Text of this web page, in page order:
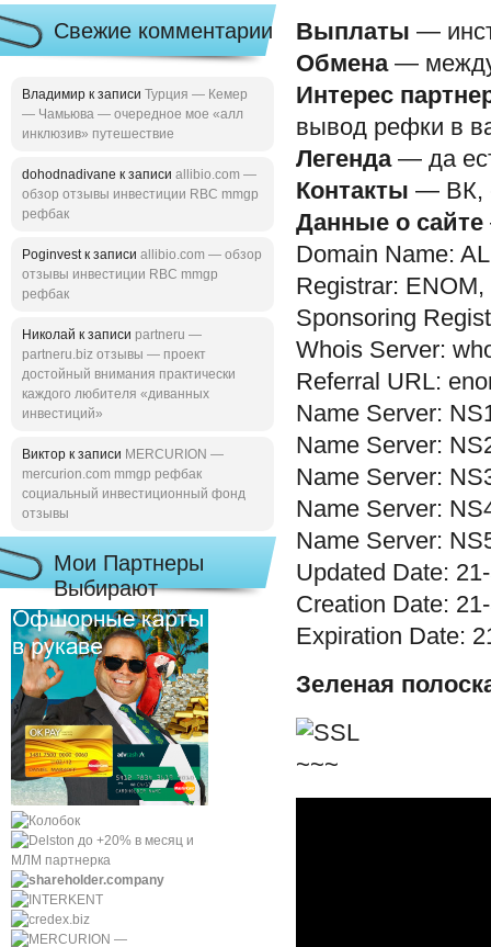
Свежие комментарии
Владимир к записи Турция — Кемер
— Чамьюва — очередное мое «алл
инклюзив» путешествие
dohodnadivane к записи allibio.com —
обзор отзывы инвестиции RBC mmgp
рефбак
Poginvest к записи allibio.com — обзор
отзывы инвестиции RBC mmgp
рефбак
Николай к записи partneru —
partneru.biz отзывы — проект
достойный внимания практически
каждого любителя «диванных
инвестиций»
Виктор к записи MERCURION —
mercurion.com mmgp рефбак
социальный инвестиционный фонд
отзывы
Мои Партнеры
Выбирают
Выплаты —
Обмена— между
Интерес
вывод рефки в
Легенда— да
Контакты — ВК,
Данные о сайте
Domain Name:
Registrar: ENOM,
Sponsoring
Whois Server:
Referral URL:
Name Server:
Name Server:
Name Server:
Name Server:
Name Server:
Updated Date:
Creation Date:
Expiration Date:
Зеленая
~~~